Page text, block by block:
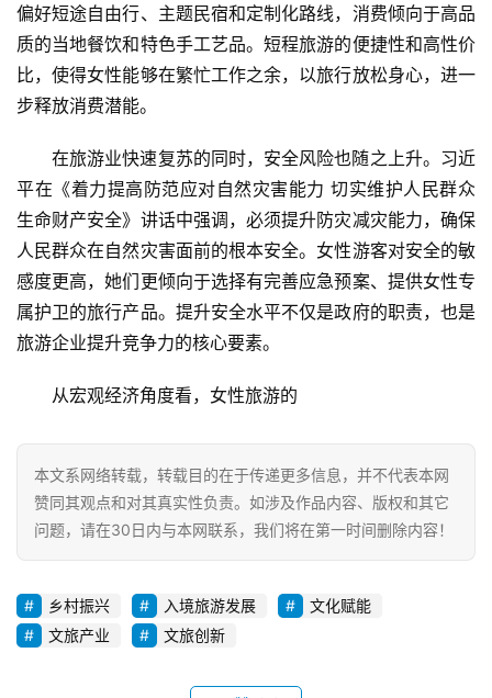
景
区
二
消
旅
融
合
乡
村
振
旅
游
R
+
文
偏好短途自由行、主题民宿和定制化路线，消费倾向于高品
质的当地餐饮和特色手工艺品。短程旅游的便捷性和高性价
比，使得女性能够在繁忙工作之余，以旅行放松身心，进一
步释放消费潜能。
在旅游业快速复苏的同时，安全风险也随之上升。习近
平在《着力提高防范应对自然灾害能力 切实维护人民群众
生命财产安全》讲话中强调，必须提升防灾减灾能力，确保
人民群众在自然灾害面前的根本安全。女性游客对安全的敏
感度更高，她们更倾向于选择有完善应急预案、提供女性专
属护卫的旅行产品。提升安全水平不仅是政府的职责，也是
旅游企业提升竞争力的核心要素。
从宏观经济角度看，女性旅游的
本文系网络转载，转载目的在于传递更多信息，并不代表本网
赞同其观点和对其真实性负责。如涉及作品内容、版权和其它
问题，请在30日内与本网联系，我们将在第一时间删除内容！
乡村振兴 入境旅游发展
文化赋能
文旅产业
文旅创新